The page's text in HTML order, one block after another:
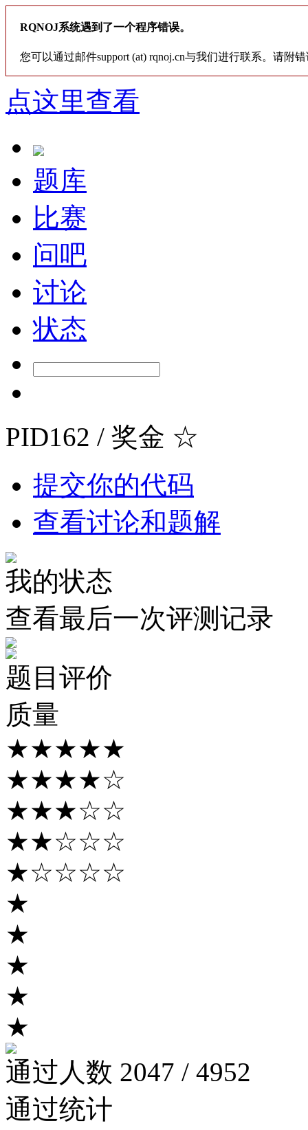
RQNOJ系统遇到了一个程序错误。
您可以通过邮件support (at) rqnoj.cn与我们进行联系。请附
点这里查看
题库
比赛
问吧
讨论
状态
PID162 / 奖金 ☆
提交你的代码
查看讨论和题解
我的状态
查看最后一次评测记录
题目评价
质量
★★★★★
★★★★☆
★★★☆☆
★★☆☆☆
★☆☆☆☆
★
★
★
★
★
通过人数 2047 / 4952
通过统计